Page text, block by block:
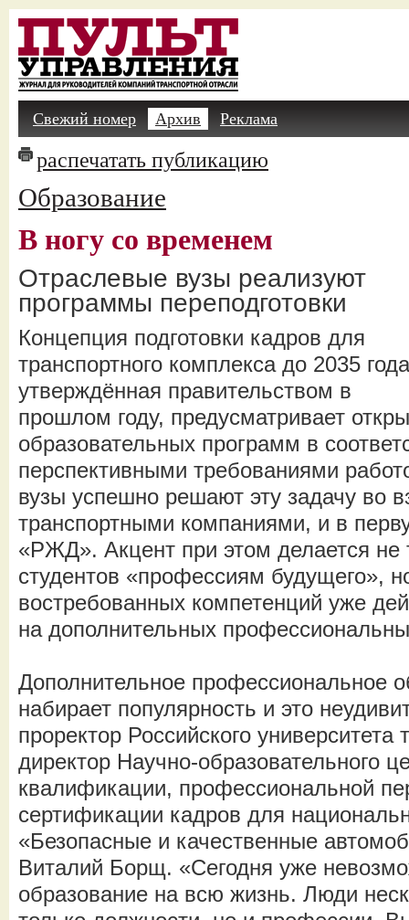
Свежий номер Архив Реклама
распечатать публикацию
Образование
В ногу со временем
Отраслевые вузы реализуют
программы переподготовки
Концепция подготовки кадров для
транспортного комплекса до 2035
утверждённая правительством в
прошлом году, предусматривает
образовательных программ в
перспективными требованиями
вузы успешно решают эту задачу во
транспортными компаниями, и в
«РЖД». Акцент при этом делается не
студентов «профессиям будущего»,
востребованных компетенций уже
на дополнительных
Дополнительное профессиональное
набирает популярность и это
проректор Российского
директор Научно-образовательного
квалификации, профессиональной
сертификации кадров для
«Безопасные и качественные
Виталий Борщ. «Сегодня уже
образование на всю жизнь. Люди